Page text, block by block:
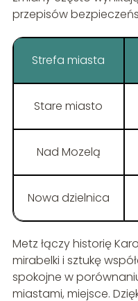
przepisów
Strefa miasta
Stare miasto
Nad Mozelą
Nowa dzielnica
Metz łączy historię
mirabelki i sztukę
spokojne w
miastami, miejsce.